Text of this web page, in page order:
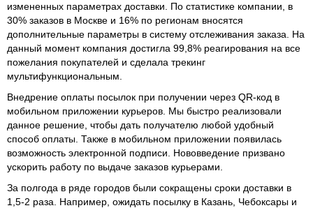
измененных параметрах доставки. По статистике компании, в
30% заказов в Москве и 16% по регионам вносятся
дополнительные параметры в систему отслеживания заказа. На
данный момент компания достигла 99,8% реагирования на все
пожелания покупателей и сделала трекинг
мультифункциональным.
Внедрение оплаты посылок при получении через QR-код в
мобильном приложении курьеров. Мы быстро реализовали
данное решение, чтобы дать получателю любой удобный
способ оплаты. Также в мобильном приложении появилась
возможность электронной подписи. Нововведение призвано
ускорить работу по выдаче заказов курьерами.
За полгода в ряде городов были сокращены сроки доставки в
1,5-2 раза. Например, ожидать посылку в Казань, Чебоксары и